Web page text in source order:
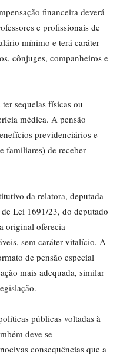
financeira deverá
e profissionais de
mínimo e terá caráter
cônjuges, companheiros e
sequelas físicas ou
médica. A pensão
previdenciários e
familiares) de receber
da relatora, deputada
Lei 1691/23, do deputado
original oferecia
sem caráter vitalício. A
de pensão especial
mais adequada, similar
públicas voltadas à
deve se
consequências que a